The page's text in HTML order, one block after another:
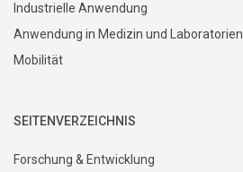
Industrielle Anwendung
Anwendung in Medizin und Laboratorien
Mobilität
SEITENVERZEICHNIS
Forschung & Entwicklung